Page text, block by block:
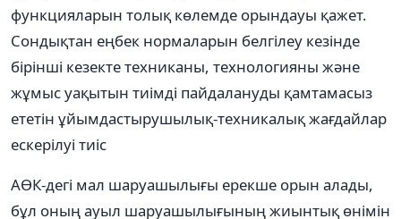
функцияларын толық көлемде орындауы қажет.
Сондықтан еңбек нормаларын белгілеу кезінде
бірінші кезекте техниканы, технологияны және
жұмыс уақытын тиімді пайдалануды қамтамасыз
ететін ұйымдастырушылық-техникалық жағдайлар
ескерілуі тиіс
АӨК-дегі мал шаруашылығы ерекше орын алады,
бұл оның ауыл шаруашылығының жиынтық өнімін